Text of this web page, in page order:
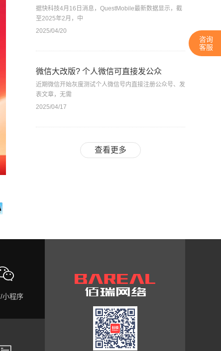
据快科技4月16日消息，QuestMobile最新数据显示，截
至2025年2月，中
2025/04/20
微信大改版? 个人微信可直接发公众
近期微信开始灰度测试个人微信号内直接注册公众号、发
表文章，无需
2025/04/17
查看更多
小程序
咨询
客服